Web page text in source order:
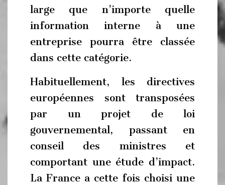
large que n’importe quelle
information interne à une
entreprise pourra être classée
dans cette catégorie.
Habituellement, les directives
européennes sont transposées
par un projet de loi
gouvernemental, passant en
conseil des ministres et
comportant une étude d’impact.
La France a cette fois choisi une